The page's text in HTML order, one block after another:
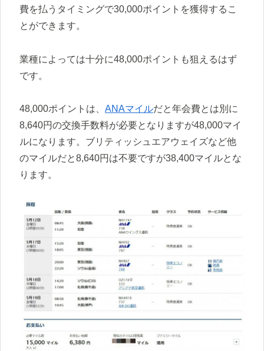
費を払うタイミングで30,000ポイントを獲得するこ
とができます。
業種によっては十分に48,000ポイントも狙えるはず
です。
48,000ポイントは、 ANAマイルだと年会費とは別に
8,640円の交換手数料が必要となりますが48,000マイ
ルになります。ブリティッシュエアウェイズなど他
のマイルだと8,640円は不要ですが38,400マイルとな
ります。